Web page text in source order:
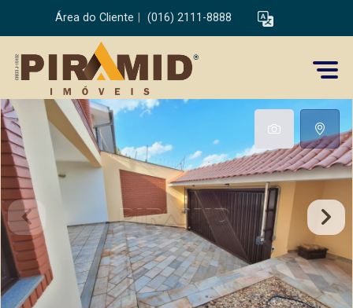
Área do Cliente (016) 2111-8888